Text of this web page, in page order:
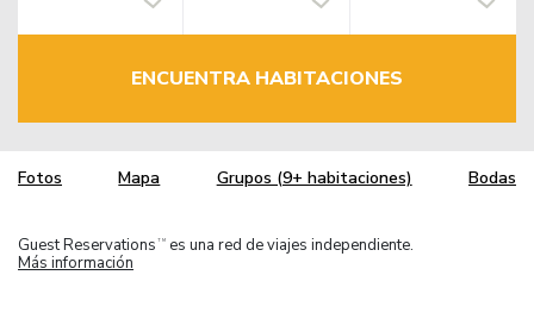
ENCUENTRA HABITACIONES
Fotos Mapa Grupos (9+ habitaciones) Bodas
Guest Reservations TM
es una red de viajes independiente.
Más información